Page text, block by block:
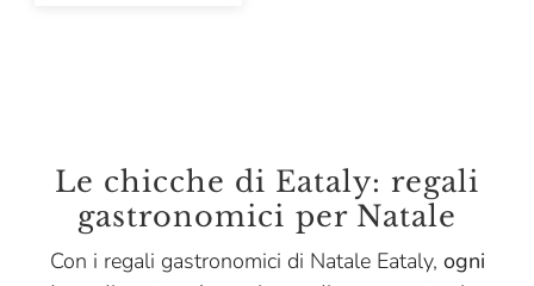
Le chicche di Eataly: regali
gastronomici per Natale
Con i regali gastronomici di Natale Eataly, ogni